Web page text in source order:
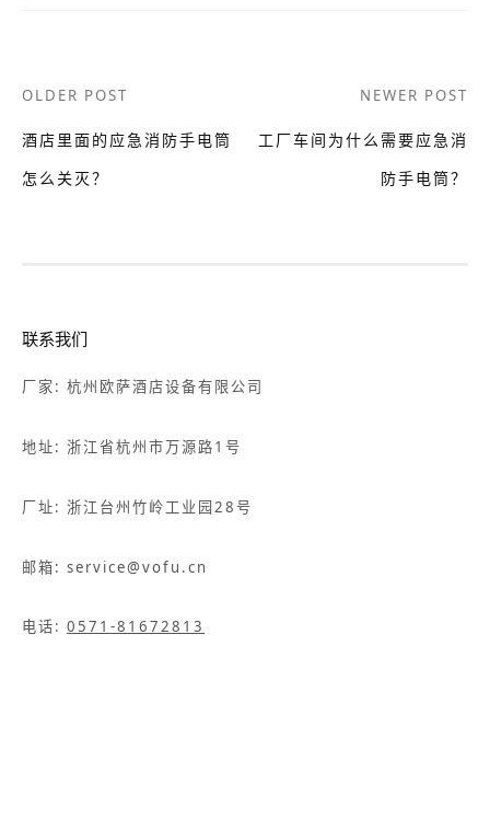
Post
navigation
OLDER POST
酒店里面的应急消防手电筒
怎么关灭？
NEWER POST
工厂车间为什么需要应急消
防手电筒？
联系我们
厂家: 杭州欧萨酒店设备有限公司
地址: 浙江省杭州市万源路1号
厂址: 浙江台州竹岭工业园28号
邮箱: service@vofu.cn
电话: 0571-81672813